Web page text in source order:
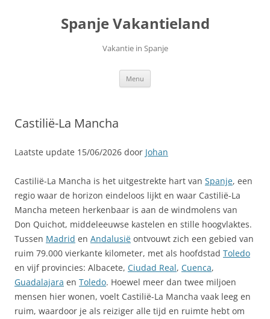
Spanje Vakantieland
Vakantie in Spanje
Menu
Castilië-La Mancha
Laatste update 15/06/2026 door Johan
Castilië-La Mancha is het uitgestrekte hart van Spanje, een
regio waar de horizon eindeloos lijkt en waar Castilië-La
Mancha meteen herkenbaar is aan de windmolens van
Don Quichot, middeleeuwse kastelen en stille hoogvlaktes.
Tussen Madrid en Andalusië ontvouwt zich een gebied van
ruim 79.000 vierkante kilometer, met als hoofdstad Toledo
en vijf provincies: Albacete, Ciudad Real, Cuenca,
Guadalajara en Toledo. Hoewel meer dan twee miljoen
mensen hier wonen, voelt Castilië-La Mancha vaak leeg en
ruim, waardoor je als reiziger alle tijd en ruimte hebt om